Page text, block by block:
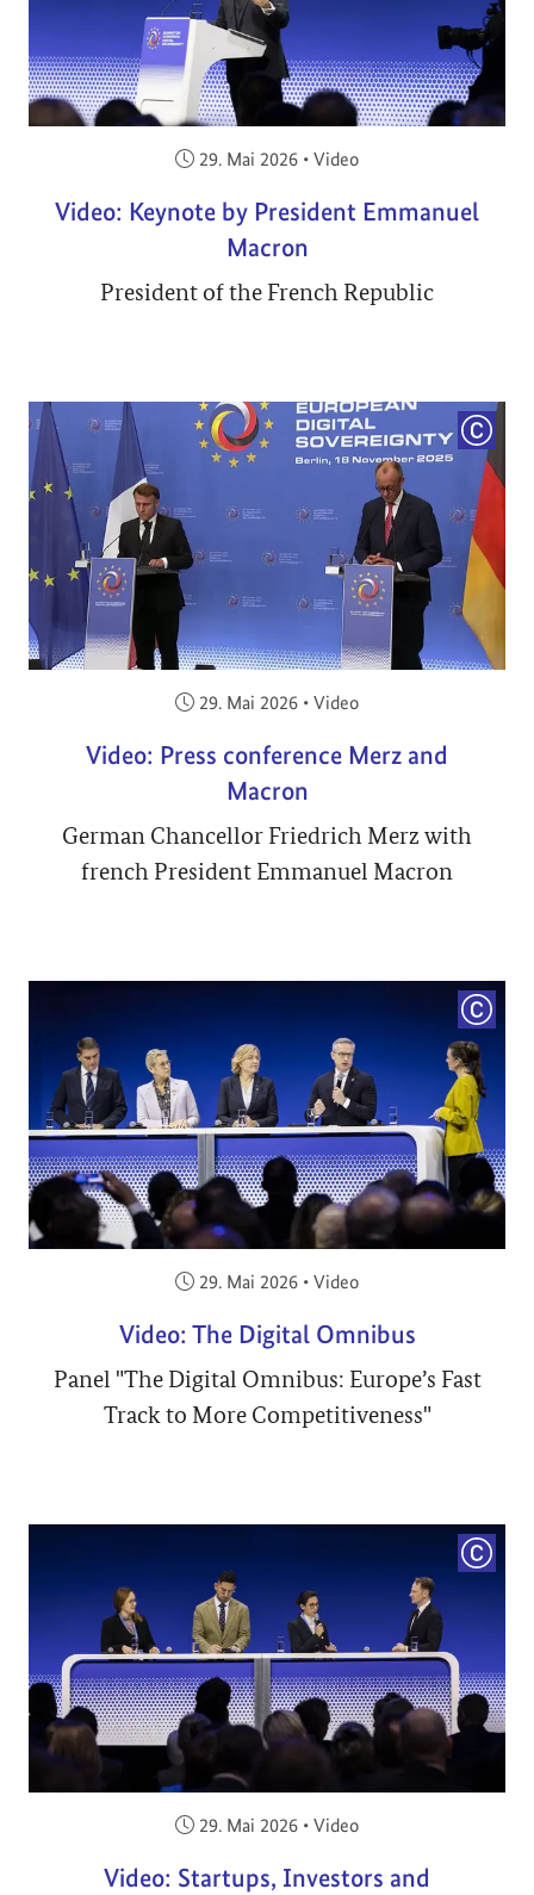
Veröffentlicht am:
29. Mai 2026 • Video
Video: Keynote by President Emmanuel
Macron
President of the French Republic
Veröffentlicht am:
29. Mai 2026 • Video
Video: Press conference Merz and
Macron
German Chancellor Friedrich Merz with
french President Emmanuel Macron
Veröffentlicht am:
29. Mai 2026 • Video
Video: The Digital Omnibus
Panel "The Digital Omnibus: Europe’s Fast
Track to More Competitiveness"
Veröffentlicht am:
29. Mai 2026 • Video
Video: Startups, Investors and